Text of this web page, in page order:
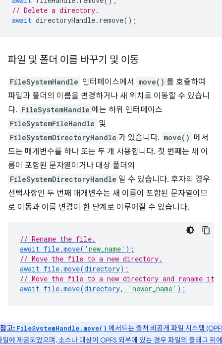
// Delete a directory.
await directoryHandle. remove();
파일 및 폴더 이름 바꾸기 및 이동
FileSystemHandle 인터페이스에서 move() 를 호출하여
파일과 폴더의 이름을 변경하거나 새 위치로 이동할 수 있습니
다. FileSystemHandle 에는 하위 인터페이스
FileSystemFileHandle 및
FileSystemDirectoryHandle 가 있습니다. move() 메서
드는 매개변수를 하나 또는 두 개 사용합니다. 첫 번째는 새 이
름이 포함된 문자열이거나 대상 폴더의
FileSystemDirectoryHandle 일 수 있습니다. 후자의 경우
선택사항인 두 번째 매개변수는 새 이름이 포함된 문자열이므
로 이동과 이름 변경이 한 단계로 이루어질 수 있습니다.
// Rename the file.
await file.move( 'new_name' );
// Move the file to a new directory.
await file.move(directory);
// Move the file to a new directory and rename it.
await file.move(directory, 'newer_name' );
참고: FileSystemHandle.move() 메서드는 출처 비공개 파일 시스템
일에 제공되었으며, 소스나 대상이 OPFS 외부에 있는 경우 파일의 플래그 뒤